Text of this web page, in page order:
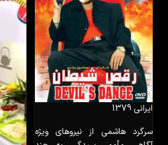
ایرانی 1379
سرگرد هاشمی از نیروهای ویژه